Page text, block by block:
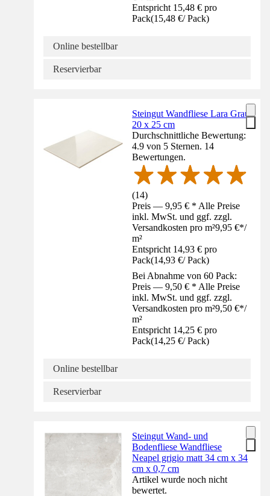
Entspricht 15,48 € pro
Pack(15,48 €/ Pack)
Online bestellbar
Reservierbar
Steingut Wandfliese Lara Grau
20 x 25 cm
Durchschnittliche Bewertung:
4.9 von 5 Sternen. 14
Bewertungen.
(14)
Preis — 9,95 € * Alle Preise
inkl. MwSt. und ggf. zzgl.
Versandkosten pro m²9,95 €*/
m²
Entspricht 14,93 € pro
Pack(14,93 €/ Pack)
Bei Abnahme von 60 Pack:
Preis — 9,50 € * Alle Preise
inkl. MwSt. und ggf. zzgl.
Versandkosten pro m²9,50 €*/
m²
Entspricht 14,25 € pro
Pack(14,25 €/ Pack)
Online bestellbar
Reservierbar
Steingut Wand- und
Bodenfliese Wandfliese
Neapel grigio matt 34 cm x 34
cm x 0,7 cm
Artikel wurde noch nicht
bewertet.